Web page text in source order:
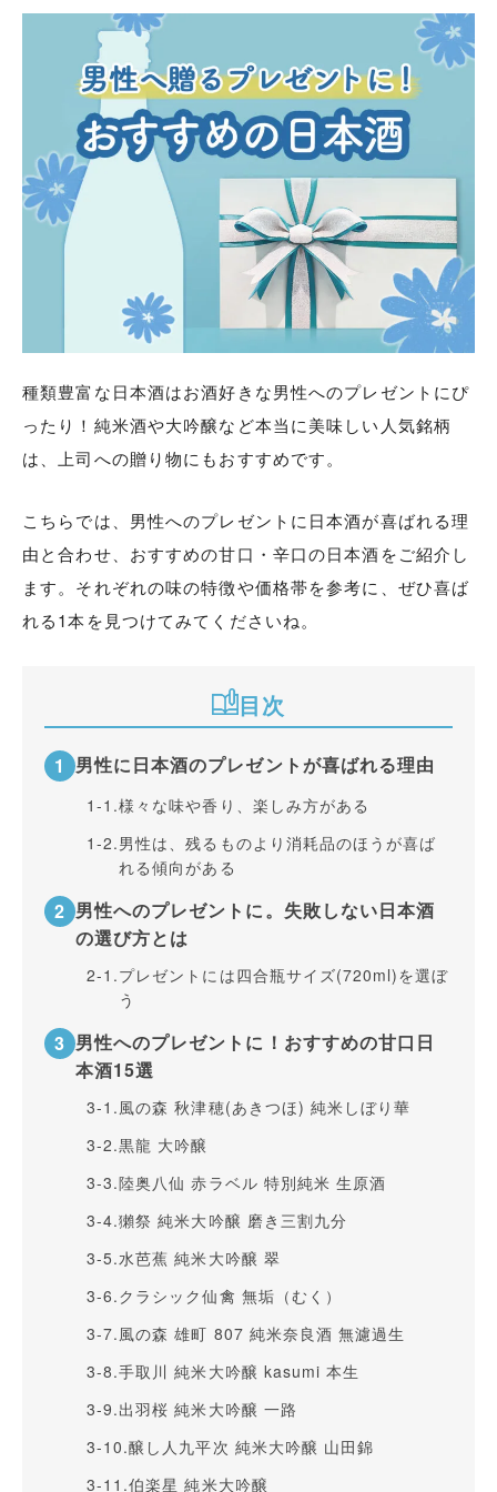
種類豊富な日本酒はお酒好きな男性へのプレゼントにぴ
ったり！純米酒や大吟醸など本当に美味しい人気銘柄
は、上司への贈り物にもおすすめです。
こちらでは、男性へのプレゼントに日本酒が喜ばれる理
由と合わせ、おすすめの甘口・辛口の日本酒をご紹介し
ます。それぞれの味の特徴や価格帯を参考に、ぜひ喜ば
れる1本を見つけてみてくださいね。
目次
男性に日本酒のプレゼントが喜ばれる理由
1-1.様々な味や香り、楽しみ方がある
1-2.男性は、残るものより消耗品のほうが喜ば
れる傾向がある
男性へのプレゼントに。失敗しない日本酒
の選び方とは
2-1.プレゼントには四合瓶サイズ(720ml)を選ぼ
う
男性へのプレゼントに！おすすめの甘口日
本酒15選
3-1.風の森 秋津穂(あきつほ) 純米しぼり華
3-2.黒龍 大吟醸
3-3.陸奥八仙 赤ラベル 特別純米 生原酒
3-4.獺祭 純米大吟醸 磨き三割九分
3-5.水芭蕉 純米大吟醸 翠
3-6.クラシック仙禽 無垢（むく）
3-7.風の森 雄町 807 純米奈良酒 無濾過生
3-8.手取川 純米大吟醸 kasumi 本生
3-9.出羽桜 純米大吟醸 一路
3-10.醸し人九平次 純米大吟醸 山田錦
3-11.伯楽星 純米大吟醸